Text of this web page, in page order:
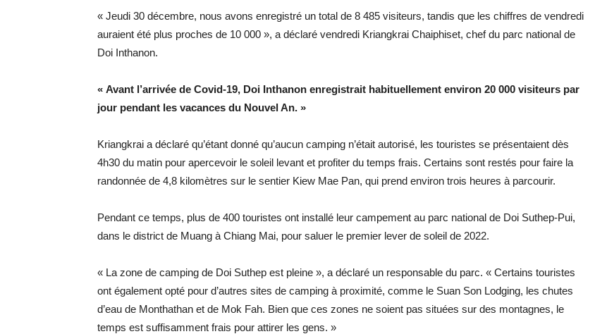
« Jeudi 30 décembre, nous avons enregistré un total de 8 485 visiteurs, tandis que les chiffres de vendredi
auraient été plus proches de 10 000 », a déclaré vendredi Kriangkrai Chaiphiset, chef du parc national de
Doi Inthanon.
« Avant l’arrivée de Covid-19, Doi Inthanon enregistrait habituellement environ 20 000 visiteurs par
jour pendant les vacances du Nouvel An. »
Kriangkrai a déclaré qu’étant donné qu’aucun camping n’était autorisé, les touristes se présentaient dès
4h30 du matin pour apercevoir le soleil levant et profiter du temps frais. Certains sont restés pour faire la
randonnée de 4,8 kilomètres sur le sentier Kiew Mae Pan, qui prend environ trois heures à parcourir.
Pendant ce temps, plus de 400 touristes ont installé leur campement au parc national de Doi Suthep-Pui,
dans le district de Muang à Chiang Mai, pour saluer le premier lever de soleil de 2022.
« La zone de camping de Doi Suthep est pleine », a déclaré un responsable du parc. « Certains touristes
ont également opté pour d’autres sites de camping à proximité, comme le Suan Son Lodging, les chutes
d’eau de Monthathan et de Mok Fah. Bien que ces zones ne soient pas situées sur des montagnes, le
temps est suffisamment frais pour attirer les gens. »